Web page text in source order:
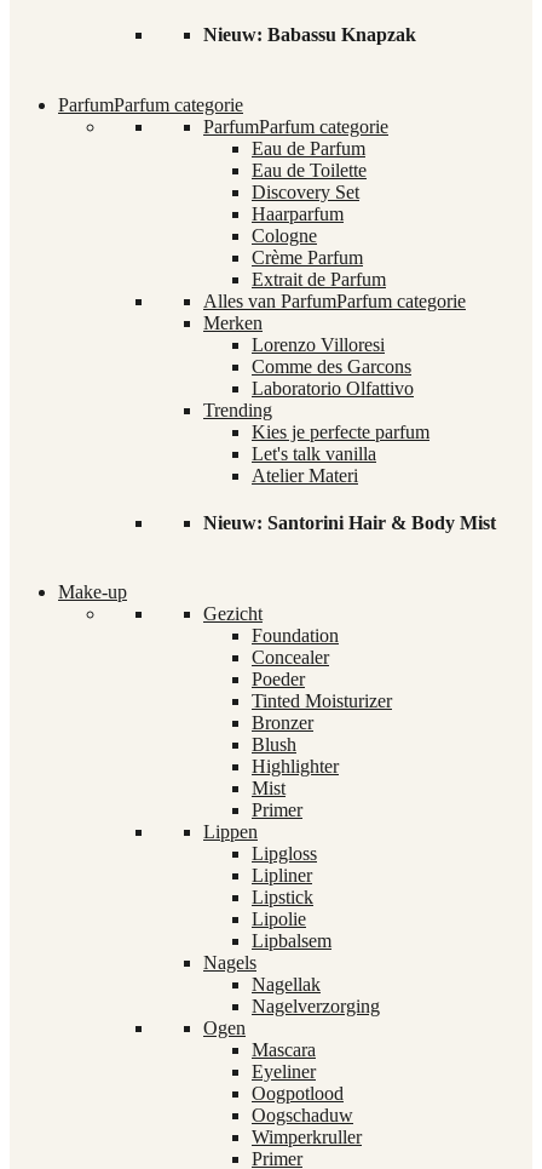
Nieuw: Babassu Knapzak
ParfumParfum categorie
ParfumParfum categorie
Eau de Parfum
Eau de Toilette
Discovery Set
Haarparfum
Cologne
Crème Parfum
Extrait de Parfum
Alles van ParfumParfum categorie
Merken
Lorenzo Villoresi
Comme des Garcons
Laboratorio Olfattivo
Trending
Kies je perfecte parfum
Let's talk vanilla
Atelier Materi
Nieuw: Santorini Hair & Body Mist
Make-up
Gezicht
Foundation
Concealer
Poeder
Tinted Moisturizer
Bronzer
Blush
Highlighter
Mist
Primer
Lippen
Lipgloss
Lipliner
Lipstick
Lipolie
Lipbalsem
Nagels
Nagellak
Nagelverzorging
Ogen
Mascara
Eyeliner
Oogpotlood
Oogschaduw
Wimperkruller
Primer